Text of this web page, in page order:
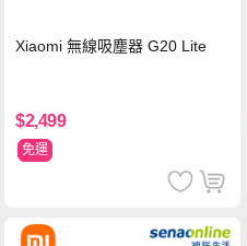
Xiaomi 無線吸塵器 G20 Lite
$2,499
免運